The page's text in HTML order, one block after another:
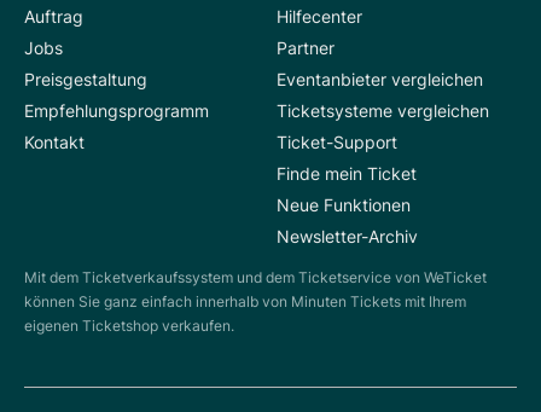
Auftrag
Jobs
Preisgestaltung
Empfehlungsprogramm
Kontakt
Hilfecenter
Partner
Eventanbieter vergleichen
Ticketsysteme vergleichen
Ticket-Support
Finde mein Ticket
Neue Funktionen
Newsletter-Archiv
Mit dem Ticketverkaufssystem und dem Ticketservice von WeTicket
können Sie ganz einfach innerhalb von Minuten Tickets mit Ihrem
eigenen Ticketshop verkaufen.